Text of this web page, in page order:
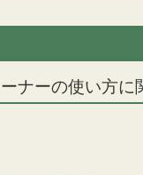
ナーの使い方に